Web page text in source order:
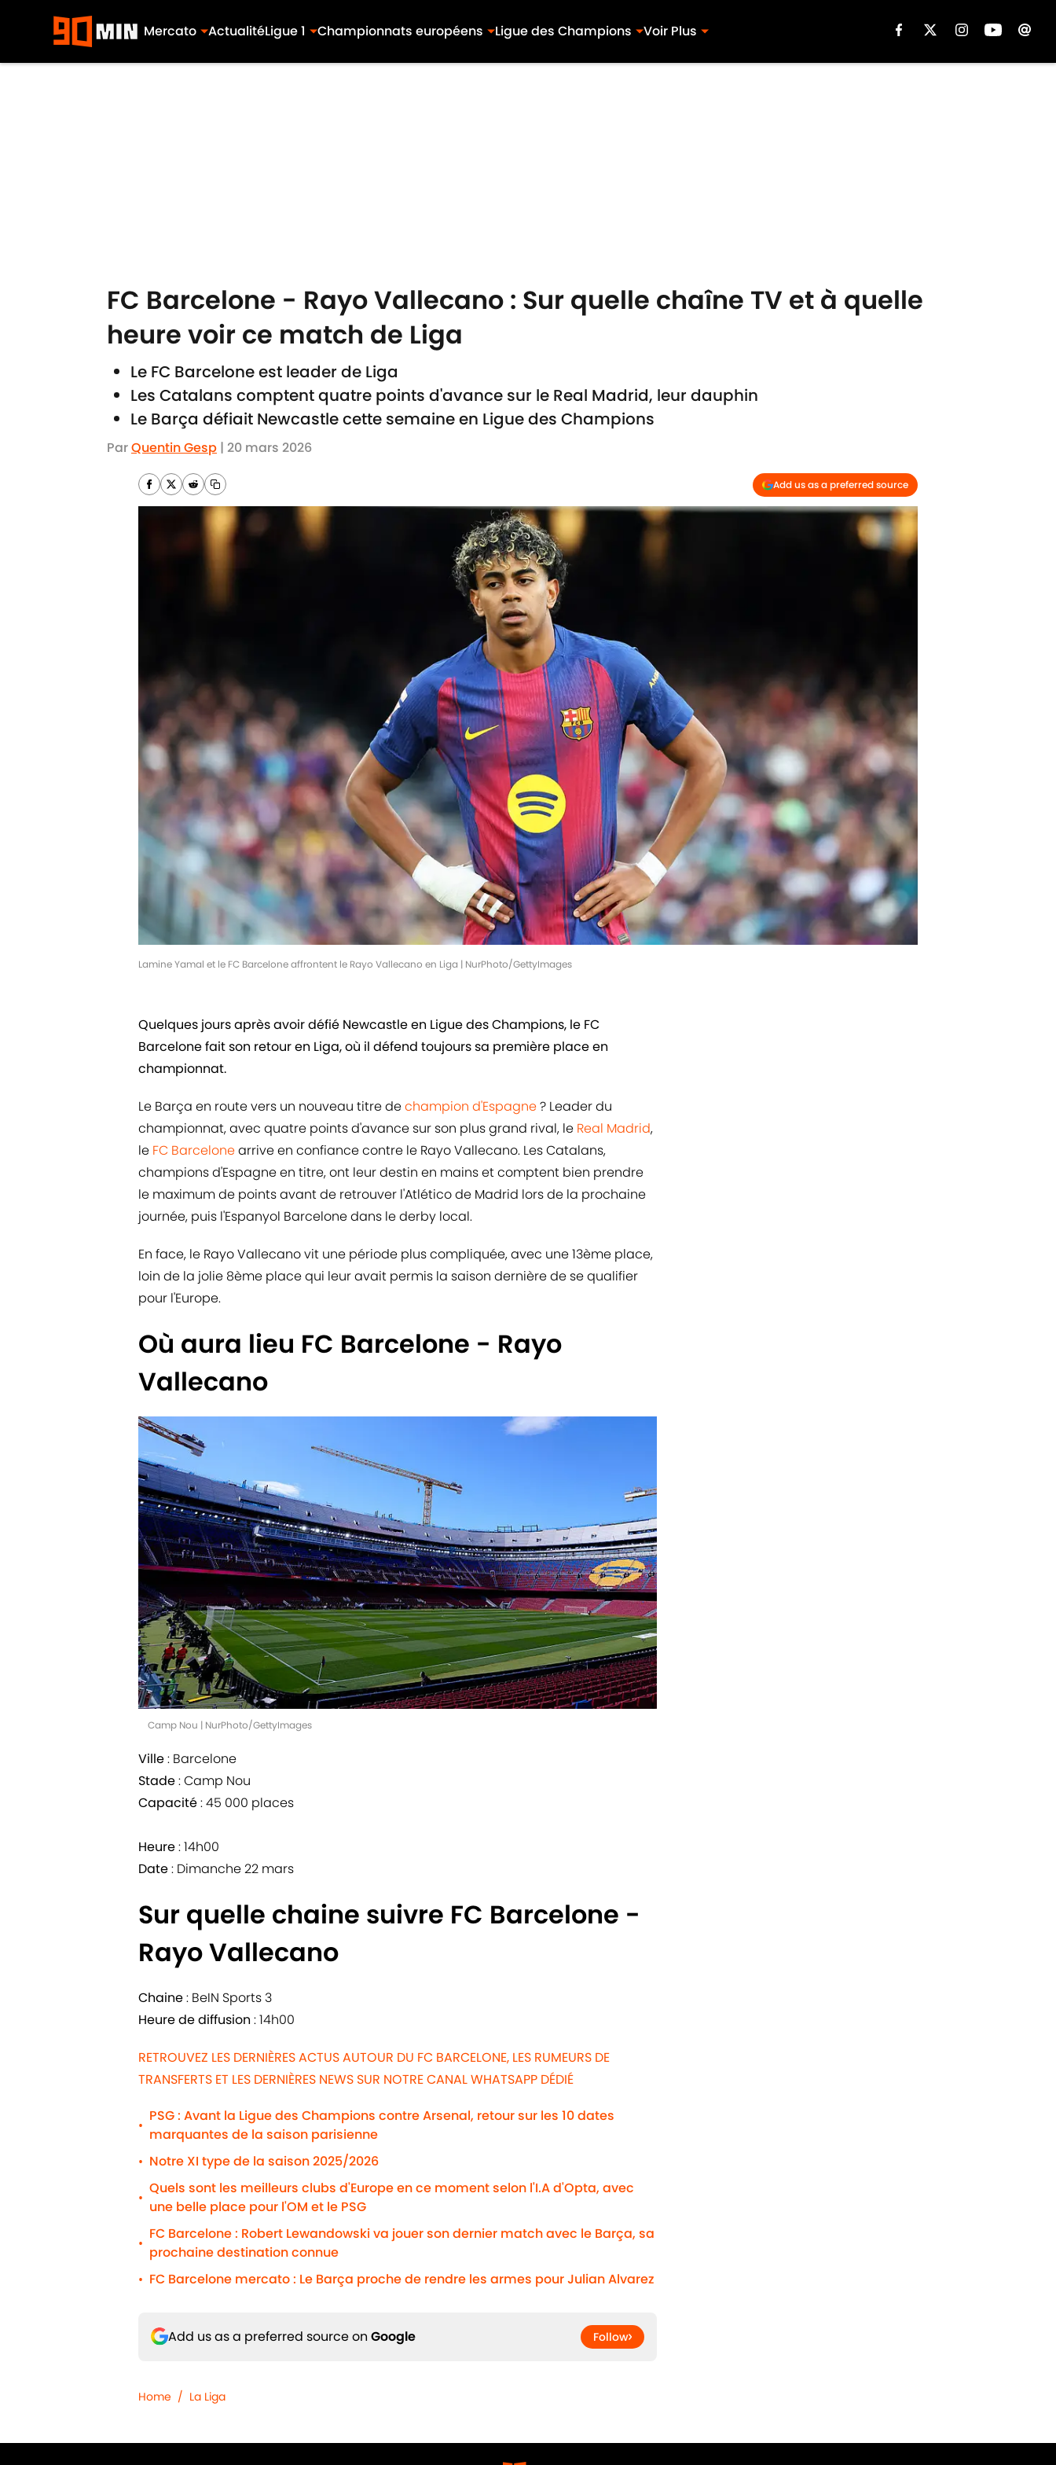
Mercato ActualitéLigue 1 Championnats européens Ligue des Champions Voir Plus
FC Barcelone - Rayo Vallecano : Sur quelle chaîne TV et à quelle
heure voir ce match de Liga
Le FC Barcelone est leader de Liga
Les Catalans comptent quatre points d'avance sur le Real Madrid, leur dauphin
Le Barça défiait Newcastle cette semaine en Ligue des Champions
ParQuentin Gesp | 20 mars 2026
Add us as a preferred source
Lamine Yamal et le FC Barcelone affrontent le Rayo Vallecano en Liga | NurPhoto/GettyImages
Quelques jours après avoir défié Newcastle en Ligue des Champions, le FC
Barcelone fait son retour en Liga, où il défend toujours sa première place en
championnat.
Le Barça en route vers un nouveau titre dechampion d'Espagne? Leader du
championnat, avec quatre points d'avance sur son plus grand rival, le Real Madrid,
le FC Barcelonearrive en confiance contre le Rayo Vallecano. Les Catalans,
champions d'Espagne en titre, ont leur destin en mains et comptent bien prendre
le maximum de points avant de retrouver l'Atlético de Madrid lors de la prochaine
journée, puis l'Espanyol Barcelone dans le derby local.
En face, le Rayo Vallecano vit une période plus compliquée, avec une 13ème place,
loin de la jolie 8ème place qui leur avait permis la saison dernière de se qualifier
pour l'Europe.
Où aura lieu FC Barcelone - Rayo
Vallecano
Camp Nou | NurPhoto/GettyImages
Ville: Barcelone
Stade: Camp Nou
Capacité: 45 000 places
Heure: 14h00
Date: Dimanche 22 mars
Sur quelle chaine suivre FC Barcelone -
Rayo Vallecano
Chaine: BeIN Sports 3
Heure de diffusion : 14h00
RETROUVEZ LES DERNIÈRES ACTUS AUTOUR DU FC BARCELONE, LES RUMEURS DE
TRANSFERTS ET LES DERNIÈRES NEWS SUR NOTRE CANAL WHATSAPP DÉDIÉ
•
PSG : Avant la Ligue des Champions contre Arsenal, retour sur les 10 dates
marquantes de la saison parisienne
• Notre XI type de la saison 2025/2026
•
Quels sont les meilleurs clubs d'Europe en ce moment selon l'I.A d'Opta, avec
une belle place pour l'OM et le PSG
•
FC Barcelone : Robert Lewandowski va jouer son dernier match avec le Barça, sa
prochaine destination connue
• FC Barcelone mercato : Le Barça proche de rendre les armes pour Julian Alvarez
Add us as a preferred source on Google Follow
Home / La Liga